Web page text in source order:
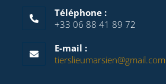
Téléphone :
+33 06 88 41 89 72
E-mail :
tierslieumarsien@gmail.com